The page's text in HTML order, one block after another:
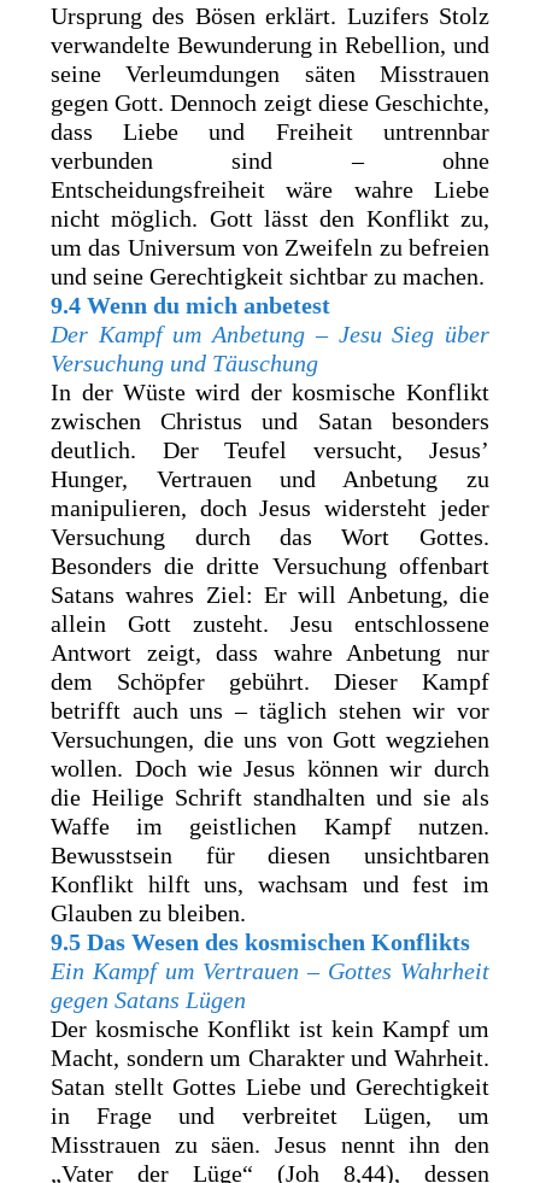
Ursprung des Bösen erklärt. Luzifers Stolz
verwandelte Bewunderung in Rebellion, und
seine Verleumdungen säten Misstrauen
gegen Gott. Dennoch zeigt diese Geschichte,
dass Liebe und Freiheit untrennbar
verbunden sind – ohne
Entscheidungsfreiheit wäre wahre Liebe
nicht möglich. Gott lässt den Konflikt zu,
um das Universum von Zweifeln zu befreien
und seine Gerechtigkeit sichtbar zu machen.
9.4 Wenn du mich anbetest
Der Kampf um Anbetung – Jesu Sieg über
Versuchung und Täuschung
In der Wüste wird der kosmische Konflikt
zwischen Christus und Satan besonders
deutlich. Der Teufel versucht, Jesus’
Hunger, Vertrauen und Anbetung zu
manipulieren, doch Jesus widersteht jeder
Versuchung durch das Wort Gottes.
Besonders die dritte Versuchung offenbart
Satans wahres Ziel: Er will Anbetung, die
allein Gott zusteht. Jesu entschlossene
Antwort zeigt, dass wahre Anbetung nur
dem Schöpfer gebührt. Dieser Kampf
betrifft auch uns – täglich stehen wir vor
Versuchungen, die uns von Gott wegziehen
wollen. Doch wie Jesus können wir durch
die Heilige Schrift standhalten und sie als
Waffe im geistlichen Kampf nutzen.
Bewusstsein für diesen unsichtbaren
Konflikt hilft uns, wachsam und fest im
Glauben zu bleiben.
9.5 Das Wesen des kosmischen Konflikts
Ein Kampf um Vertrauen – Gottes Wahrheit
gegen Satans Lügen
Der kosmische Konflikt ist kein Kampf um
Macht, sondern um Charakter und Wahrheit.
Satan stellt Gottes Liebe und Gerechtigkeit
in Frage und verbreitet Lügen, um
Misstrauen zu säen. Jesus nennt ihn den
„Vater der Lüge“ (Joh 8,44), dessen